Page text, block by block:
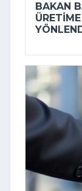
BAKAN